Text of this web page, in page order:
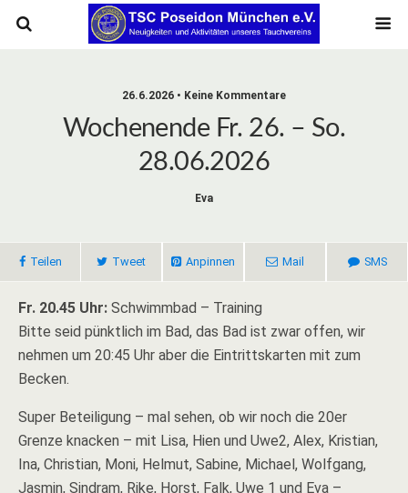
26.6.2026 • Keine Kommentare
Wochenende Fr. 26. – So.
28.06.2026
Eva
Teilen Tweet Anpinnen Mail SMS
Fr. 20.45 Uhr: Schwimmbad – Training
Bitte seid pünktlich im Bad, das Bad ist zwar offen, wir
nehmen um 20:45 Uhr aber die Eintrittskarten mit zum
Becken.
Super Beteiligung – mal sehen, ob wir noch die 20er
Grenze knacken – mit Lisa, Hien und Uwe2, Alex, Kristian,
Ina, Christian, Moni, Helmut, Sabine, Michael, Wolfgang,
Jasmin, Sindram, Rike, Horst, Falk, Uwe 1 und Eva –